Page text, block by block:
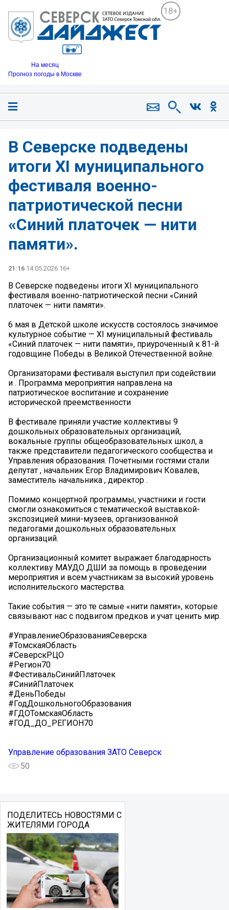
18+
На месяц
Прогноз погоды в Москве
В Северске подведены
итоги XI муниципального
фестиваля военно-
патриотической песни
«Синий платочек — нити
памяти».
21:16 14.05.2026 16+
В Северске подведены итоги XI муниципального
фестиваля военно-патриотической песни «Синий
платочек — нити памяти».
6 мая в Детской школе искусств состоялось значимое
культурное событие — XI муниципальный фестиваль
«Синий платочек — нити памяти», приуроченный к 81-й
годовщине Победы в Великой Отечественной войне.
Организаторами фестиваля выступил при содействии
и . Программа мероприятия направлена на
патриотическое воспитание и сохранение
исторической преемственности
В фестивале приняли участие коллективы 9
дошкольных образовательных организаций,
вокальные группы общеобразовательных школ, а
также представители педагогического сообщества и
Управления образования. Почетными гостями стали
депутат , начальник Егор Владимирович Ковалев,
заместитель начальника , директор .
Помимо концертной программы, участники и гости
смогли ознакомиться с тематической выставкой-
экспозицией мини-музеев, организованной
педагогами дошкольных образовательных
организаций.
Организационный комитет выражает благодарность
коллективу МАУДО ДШИ за помощь в проведении
мероприятия и всем участникам за высокий уровень
исполнительского мастерства.
Такие события — это те самые «нити памяти», которые
связывают нас с подвигом предков и учат ценить мир.
#УправлениеОбразованияСеверска
#ТомскаяОбласть
#СеверскРЦО
#Регион70
#ФестивальСинийПлаточек
#СинийПлаточек
#ДеньПобеды
#ГодДошкольногоОбразования
#ГДОТомскаяОбласть
#ГОД_ДО_РЕГИОН70
Управление образования ЗАТО Северск
50
ПОДЕЛИТЕСЬ НОВОСТЯМИ С
ЖИТЕЛЯМИ ГОРОДА